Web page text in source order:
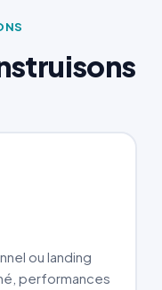
ou landing
performances